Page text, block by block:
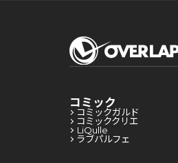
コミック
コミックガルド
コミッククリエ
LiQulle
ラブパルフェ